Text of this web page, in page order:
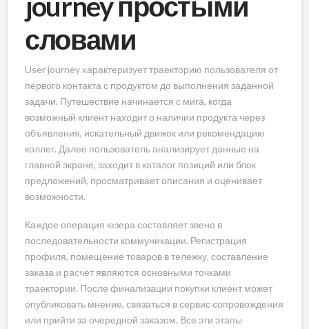
словами
User journey характеризует траекторию пользователя от
первого контакта с продуктом до выполнения заданной
задачи. Путешествие начинается с мига, когда
возможный клиент находит о наличии продукта через
объявления, искательный движок или рекомендацию
коллег. Далее пользователь анализирует данные на
главной экране, заходит в каталог позиций или блок
предложений, просматривает описания и оценивает
возможности.
Каждое операция юзера составляет звено в
последовательности коммуникации. Регистрация
профиля, помещение товаров в тележку, составление
заказа и расчёт являются основными точками
траектории. После финализации покупки клиент может
опубликовать мнение, связаться в сервис сопровождения
или прийти за очередной заказом. Все эти этапы